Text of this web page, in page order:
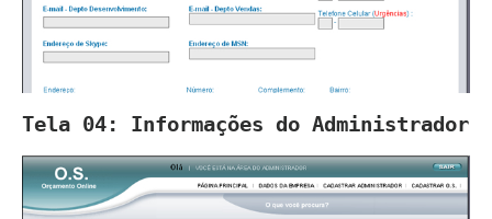
Tela 04: Informações do Administrador